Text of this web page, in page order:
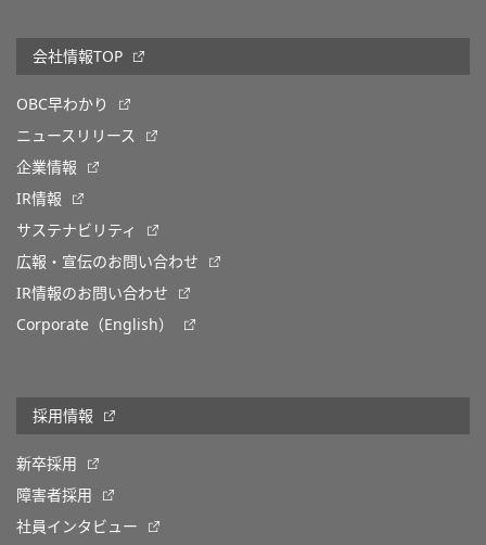
会社情報TOP
OBC早わかり
ニュースリリース
企業情報
IR情報
サステナビリティ
広報・宣伝のお問い合わせ
IR情報のお問い合わせ
Corporate（English）
採用情報
新卒採用
障害者採用
社員インタビュー